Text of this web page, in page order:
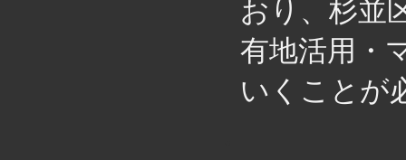
おり、杉並
有地活用・
いくことが